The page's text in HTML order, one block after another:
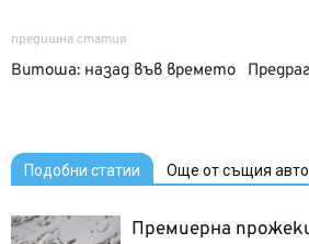
предишна статия
Витоша: назад във времето
Подобни статии Още от същия
Премиерна